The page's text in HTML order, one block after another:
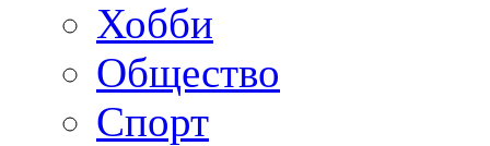
Хобби
Общество
Спорт